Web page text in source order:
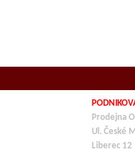
Prodejna
Ul. České
Liberec 12